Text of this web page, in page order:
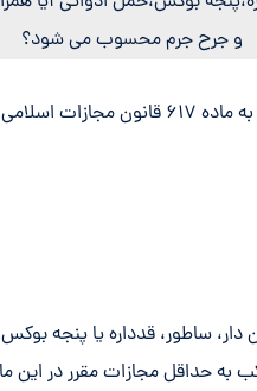
آمده است:
ساطور، قدداره یا پنجه
به حداقل مجازات مقرر در این